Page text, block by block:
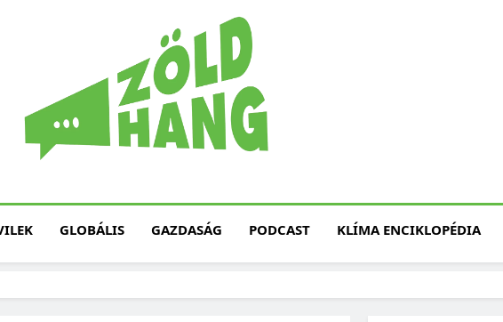
Fenntarthatóság, Jövő
GLOBÁLIS GAZDASÁG PODCAST KLÍMA ENCIKLOPÉDIA